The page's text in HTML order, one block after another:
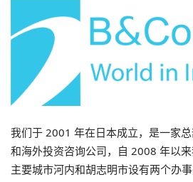
我们于 2001 年在日本成立，是一家
和海外投资咨询公司，自 2008 年以
主要城市河内和胡志明市设有两个办事